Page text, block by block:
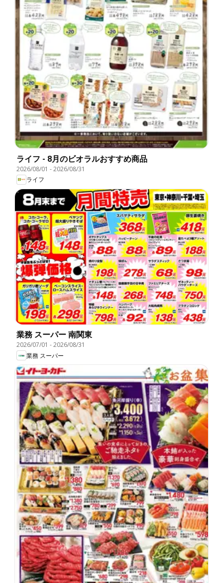
ライフ - 8月のビオラルおすすめ商品
2026/08/01 -2026/08/31
ライフ
業務 スーパー 南関東
2026/07/01 -2026/08/31
業務 スーパー